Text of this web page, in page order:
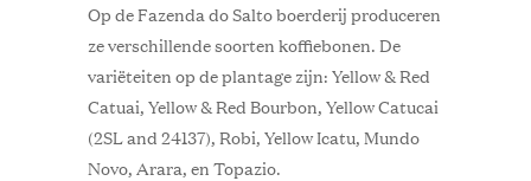
Op de Fazenda do Salto boerderij produceren
ze verschillende soorten koffiebonen. De
variëteiten op de plantage zijn: Yellow & Red
Catuai, Yellow & Red Bourbon, Yellow Catucai
(2SL and 24137), Robi, Yellow Icatu, Mundo
Novo, Arara, en Topazio.